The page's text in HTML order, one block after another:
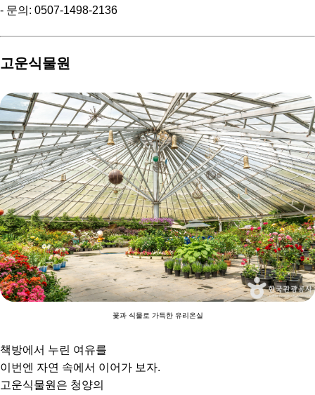
- 문의: 0507-1498-2136
고운식물원
꽃과 식물로 가득한 유리온실
책방에서 누린 여유를
이번엔 자연 속에서 이어가 보자.
고운식물원은 청양의